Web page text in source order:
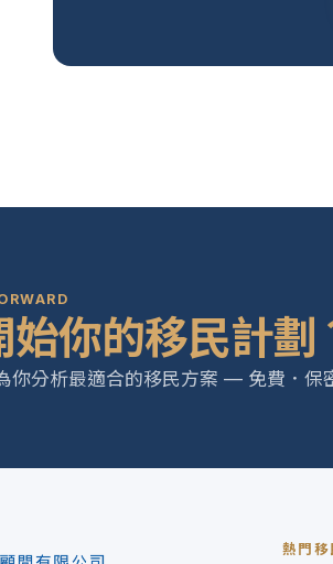
你的移民計劃
你分析最適合的移民方案 — 免費．保
熱門移